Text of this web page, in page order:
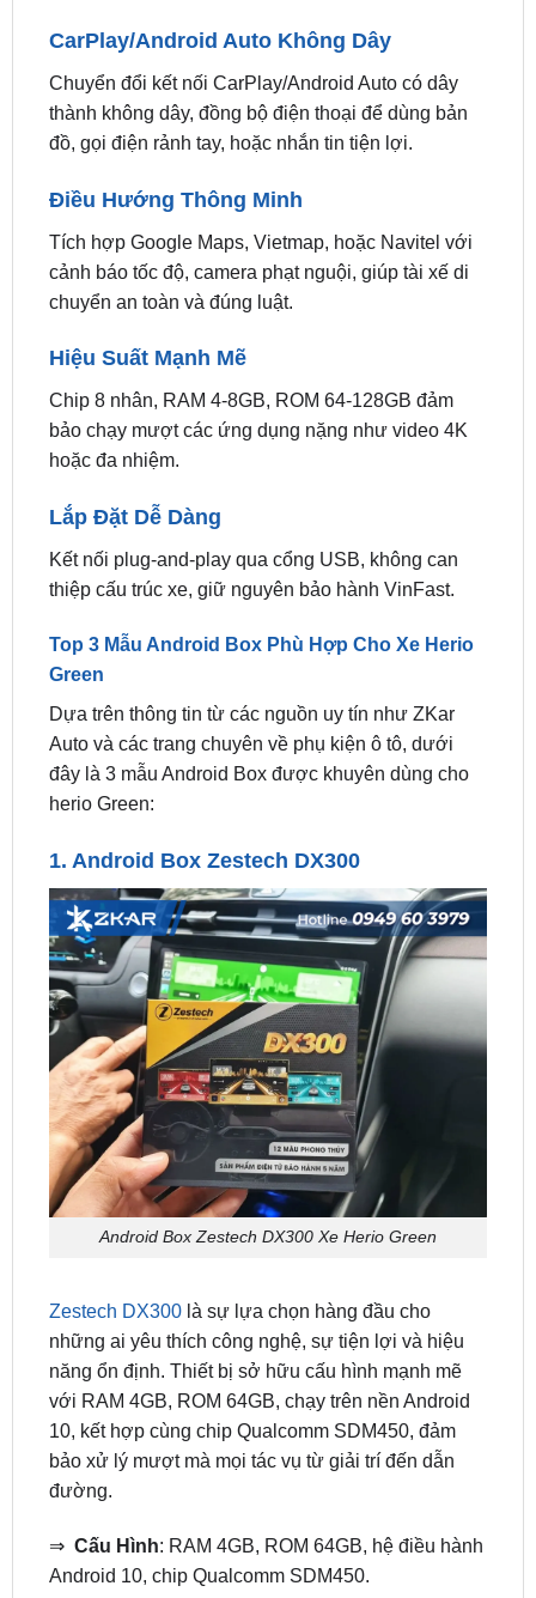
thành không dây, đồng bộ điện thoại để dùng bản
đồ, gọi điện rảnh tay, hoặc nhắn tin tiện lợi.
Điều Hướng Thông Minh
cảnh báo tốc độ, camera phạt nguội, giúp tài xế di
chuyển an toàn và đúng luật.
Hiệu Suất Mạnh Mẽ
bảo chạy mượt các ứng dụng nặng như video 4K
hoặc đa nhiệm.
Lắp Đặt Dễ Dàng
thiệp cấu trúc xe, giữ nguyên bảo hành VinFast.
Top 3 Mẫu Android Box Phù Hợp Cho Xe Herio
Dựa trên thông tin từ các nguồn uy tín như ZKar
Auto và các trang chuyên về phụ kiện ô tô, dưới
đây là 3 mẫu Android Box được khuyên dùng cho
herio Green:
1.Android Box Zestech DX300
Android Box Zestech DX300 Xe Herio Green
Zestech DX300là sự lựa chọn hàng đầu cho
năng ổn định. Thiết bị sở hữu cấu hình mạnh mẽ
với RAM 4GB, ROM 64GB, chạy trên nền Android
10, kết hợp cùng chip Qualcomm SDM450, đảm
bảo xử lý mượt mà mọi tác vụ từ giải trí đến dẫn
đường.
⇒Cấu Hình
⇒Tính Năng Nổi Bật: